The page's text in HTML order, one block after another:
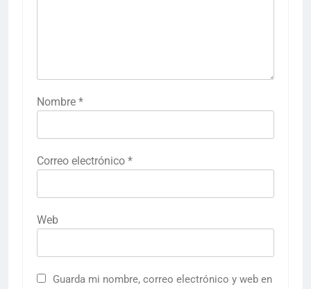
Nombre *
Correo electrónico *
Web
Guarda mi nombre, correo electrónico y web en